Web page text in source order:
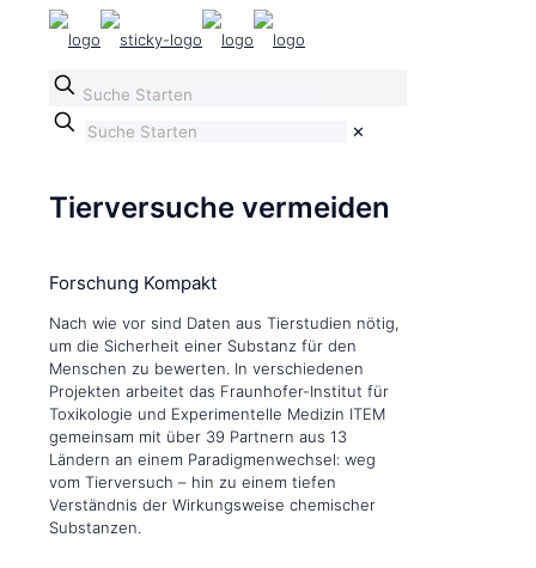
✕
Tierversuche vermeiden
Forschung Kompakt
Nach wie vor sind Daten aus Tierstudien nötig,
um die Sicherheit einer Substanz für den
Menschen zu bewerten. In verschiedenen
Projekten arbeitet das Fraunhofer-Institut für
Toxikologie und Experimentelle Medizin ITEM
gemeinsam mit über 39 Partnern aus 13
Ländern an einem Paradigmenwechsel: weg
vom Tierversuch – hin zu einem tiefen
Verständnis der Wirkungsweise chemischer
Substanzen.